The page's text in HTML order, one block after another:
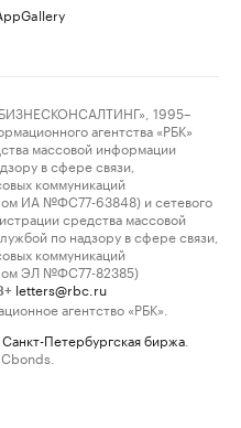
1995–
агентства «РБК»
массовой информации
в сфере связи,
коммуникаций
ИА №ФС77-63848) и сетевого
средства массовой
по надзору в сфере связи,
коммуникаций
ЭЛ №ФС77-82385)
letters@rbc.ru
агентство «РБК».
Санкт-Петербургская биржа